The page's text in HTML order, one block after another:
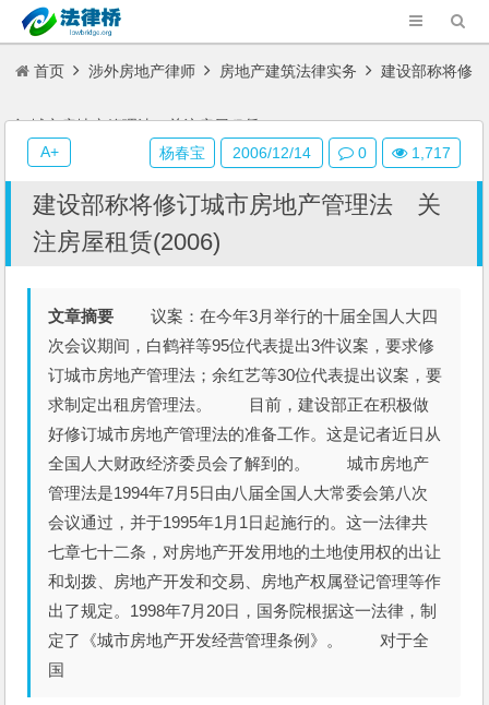
首页 涉外房地产律师 房地产建筑法律实务 建设部称将修
订城市房地产管理法 关注房屋租赁(2006)
建设部称将修订城市房地产管理法 关
注房屋租赁(2006)
文章摘要 议案：在今年3月举行的十届全国人大四
次会议期间，白鹤祥等95位代表提出3件议案，要求修
订城市房地产管理法；余红艺等30位代表提出议案，要
求制定出租房管理法。 目前，建设部正在积极做
好修订城市房地产管理法的准备工作。这是记者近日从
全国人大财政经济委员会了解到的。 城市房地产
管理法是1994年7月5日由八届全国人大常委会第八次
会议通过，并于1995年1月1日起施行的。这一法律共
七章七十二条，对房地产开发用地的土地使用权的出让
和划拨、房地产开发和交易、房地产权属登记管理等作
出了规定。1998年7月20日，国务院根据这一法律，制
定了《城市房地产开发经营管理条例》。 对于全
国
杨春宝 2006/12/14 0 1,717
A+